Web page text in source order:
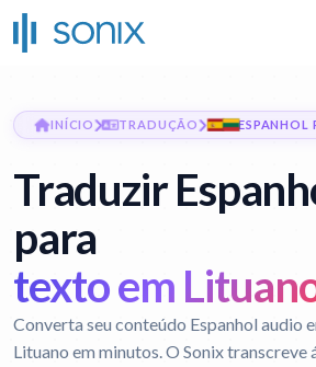
INÍCIO TRADUÇÃO ESPANHOL
Traduzir
para
texto em
Converta seu conteúdo Espanhol audio
Lituano em minutos. O Sonix transcreve